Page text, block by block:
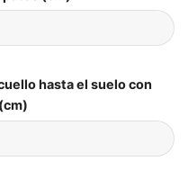
hasta el suelo con